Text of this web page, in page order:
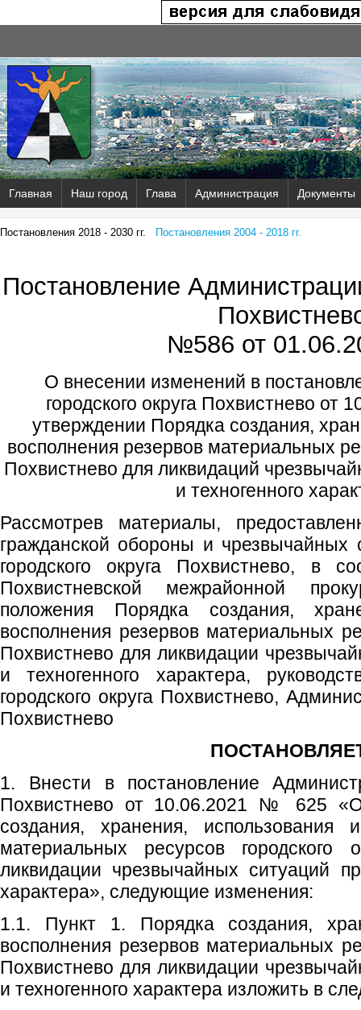
Главная Наш город Глава Администрация Документы
Постановления 2018 - 2030 гг. Постановления 2004 - 2018 гг.
Постановление
№586 от
О внесении изменений в
городского округа Похвистнево
утверждении Порядка создания,
восполнения резервов материальных
Похвистнево для ликвидаций
и техногенного
Рассмотрев материалы,
гражданской обороны и чрезвычайных
городского округа Похвистнево, в
Похвистневской межрайонной
положения Порядка создания,
восполнения резервов материальных
Похвистнево для ликвидации
и техногенного характера,
городского округа Похвистнево,
Похвистнево
1. Внести в постановление
Похвистнево от 10.06.2021 № 625
создания, хранения, использования
материальных ресурсов городского
ликвидации чрезвычайных ситуаций
характера», следующие изменения:
1.1. Пункт 1. Порядка создания,
восполнения резервов материальных
Похвистнево для ликвидации
и техногенного характера изложить в